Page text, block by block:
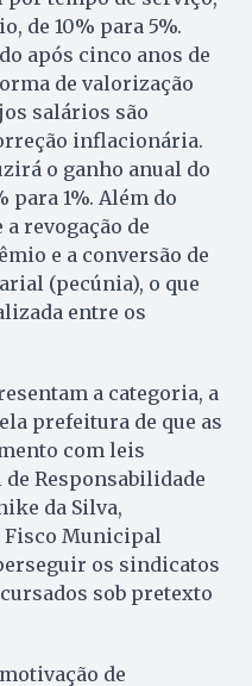
de 10% para 5%.
após cinco anos de
de valorização
salários são
inflacionária.
o ganho anual do
para 1%. Além do
revogação de
e a conversão de
(pecúnia), o que
entre os
a categoria, a
prefeitura de que as
com leis
de Responsabilidade
da Silva,
Fisco Municipal
os sindicatos
sob pretexto
de